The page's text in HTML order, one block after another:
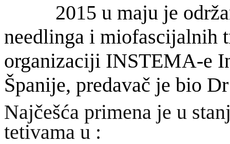
2015 u maju je
needlinga i miofascijalnih
organizaciji INSTEMA-e
Španije, predavač je bio
Najčešća primena je u
tetivama u :